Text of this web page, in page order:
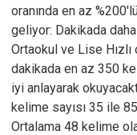
oranında en az
geliyor: Dakikada
Ortaokul ve Lise
dakikada en az 350
iyi anlayarak
kelime sayısı 35 ile
Ortalama 48 kelime